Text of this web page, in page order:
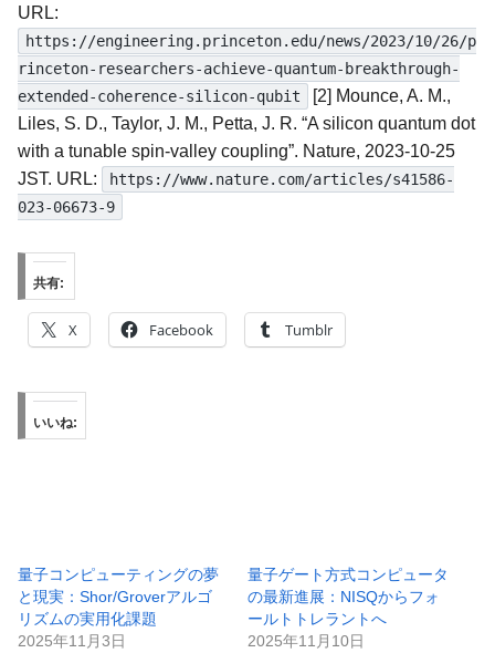
URL:
https://engineering.princeton.edu/news/2023/10/26/p
rinceton-researchers-achieve-quantum-breakthrough-
extended-coherence-silicon-qubit
[2] Mounce, A. M.,
Liles, S. D., Taylor, J. M., Petta, J. R. “A silicon quantum dot
with a tunable spin-valley coupling”. Nature, 2023-10-25
JST. URL:
https://www.nature.com/articles/s41586-
023-06673-9
共有:
X Facebook Tumblr
いいね:
量子コンピューティングの夢
と現実：Shor/Groverアルゴ
リズムの実用化課題
2025年11月3日
量子ゲート方式コンピュータ
の最新進展：NISQからフォ
ールトトレラントへ
2025年11月10日